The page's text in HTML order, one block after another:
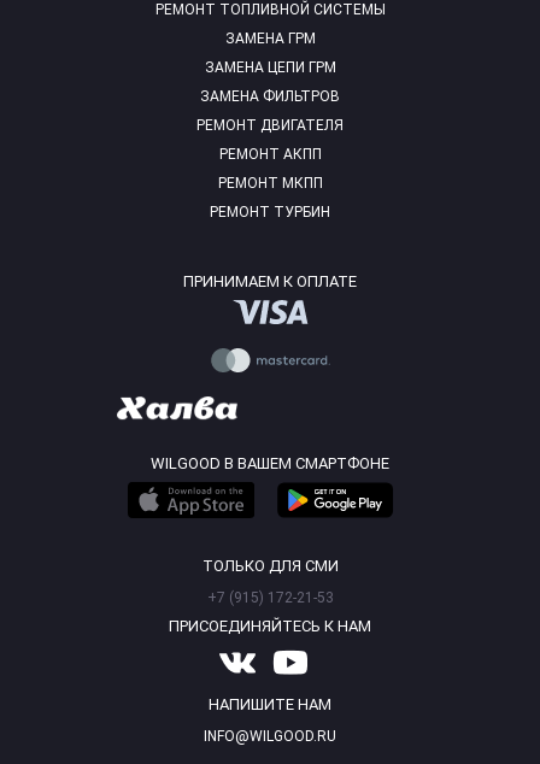
РЕМОНТ ТОПЛИВНОЙ СИСТЕМЫ
ЗАМЕНА ГРМ
ЗАМЕНА ЦЕПИ ГРМ
ЗАМЕНА ФИЛЬТРОВ
РЕМОНТ ДВИГАТЕЛЯ
РЕМОНТ АКПП
РЕМОНТ МКПП
РЕМОНТ ТУРБИН
ПРИНИМАЕМ К ОПЛАТЕ
WILGOOD В ВАШЕМ СМАРТФОНЕ
ТОЛЬКО ДЛЯ СМИ
+7 (915) 172-21-53
ПРИСОЕДИНЯЙТЕСЬ К НАМ
НАПИШИТЕ НАМ
INFO@WILGOOD.RU